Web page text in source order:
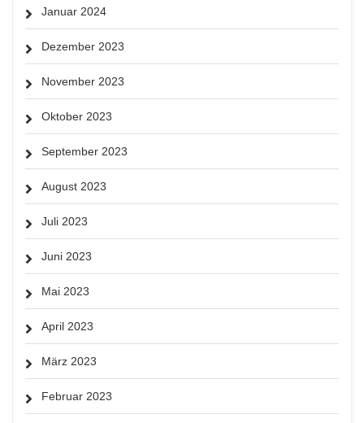
Januar 2024
Dezember 2023
November 2023
Oktober 2023
September 2023
August 2023
Juli 2023
Juni 2023
Mai 2023
April 2023
März 2023
Februar 2023